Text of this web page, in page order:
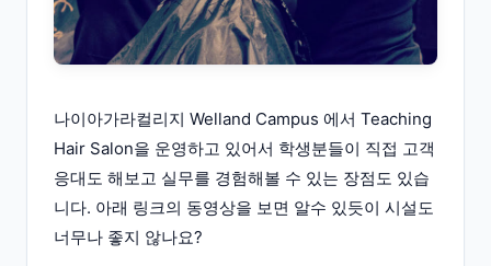
나이아가라컬리지 Welland Campus 에서 Teaching
Hair Salon을 운영하고 있어서 학생분들이 직접 고객
응대도 해보고 실무를 경험해볼 수 있는 장점도 있습
니다. 아래 링크의 동영상을 보면 알수 있듯이 시설도
너무나 좋지 않나요?